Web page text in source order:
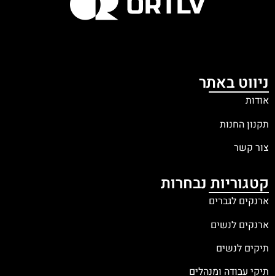
ניווט באתר
אודות
תקנון החנות
צור קשר
קטגוריות נבחרות
ארנקים לגברים
ארנקים לנשים
תיקים לנשים
תיקי עבודה ומנהלים